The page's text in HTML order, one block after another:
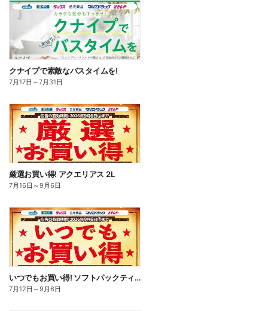
クナイプで素敵なバスタイムを!
7月17日 ～7月31日
厳選お買い得! アクエリアス 2L
7月16日 ～9月6日
いつでもお買い得! ソフトパックティッシュ
7月12日 ～9月6日